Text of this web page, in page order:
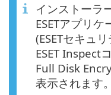
インストーラ
ESETアプリ
(ESETセキュ
ESET Inspect
Full Disk
表示されます。